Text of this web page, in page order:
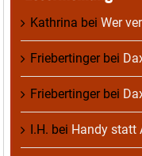
Kathrina bei Wer
Friebertingerbei
Friebertingerbei
I.H. bei Handy statt